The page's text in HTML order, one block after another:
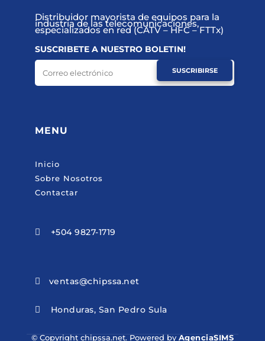
Distribuidor mayorista de equipos para la
industria de las telecomunicaciones,
especializados en red (CATV – HFC – FTTx)
SUSCRIBETE A NUESTRO BOLETIN!
SUSCRIBIRSE
MENU
Inicio
Sobre Nosotros
Contactar
 +504 9827-1719
 ventas@chipssa.net
 Honduras, San Pedro Sula
© Copyright chipssa.net. Powered byAgenciaSIMS